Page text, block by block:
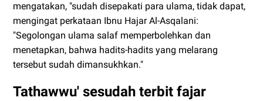
mengatakan, "sudah disepakati para ulama, tidak dapat,
mengingat perkataan Ibnu Hajar Al-Asqalani:
"Segolongan ulama salaf memperbolehkan dan
menetapkan, bahwa hadits-hadits yang melarang
tersebut sudah dimansukhkan."
Tathawwu' sesudah terbit fajar